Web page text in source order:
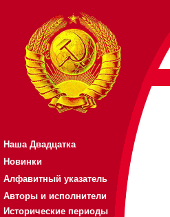
Наша Двадцатка
Новинки
Алфавитный указатель
Авторы и исполнители
Исторические периоды